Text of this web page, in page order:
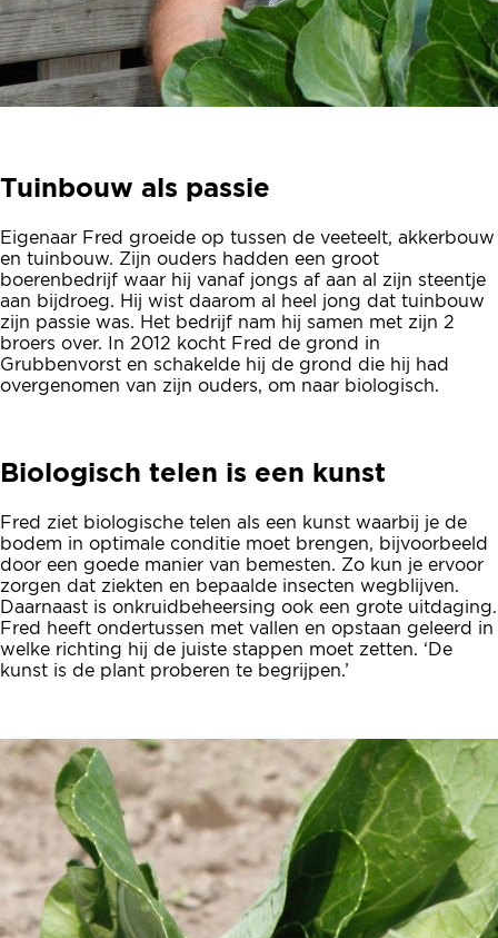
Tuinbouw als passie
Eigenaar Fred groeide op tussen de veeteelt, akkerbouw
en tuinbouw. Zijn ouders hadden een groot
boerenbedrijf waar hij vanaf jongs af aan al zijn steentje
aan bijdroeg. Hij wist daarom al heel jong dat tuinbouw
zijn passie was. Het bedrijf nam hij samen met zijn 2
broers over. In 2012 kocht Fred de grond in
Grubbenvorst en schakelde hij de grond die hij had
overgenomen van zijn ouders, om naar biologisch.
Biologisch telen is een kunst
Fred ziet biologische telen als een kunst waarbij je de
bodem in optimale conditie moet brengen, bijvoorbeeld
door een goede manier van bemesten. Zo kun je ervoor
zorgen dat ziekten en bepaalde insecten wegblijven.
Daarnaast is onkruidbeheersing ook een grote uitdaging.
Fred heeft ondertussen met vallen en opstaan geleerd in
welke richting hij de juiste stappen moet zetten. ‘De
kunst is de plant proberen te begrijpen.’